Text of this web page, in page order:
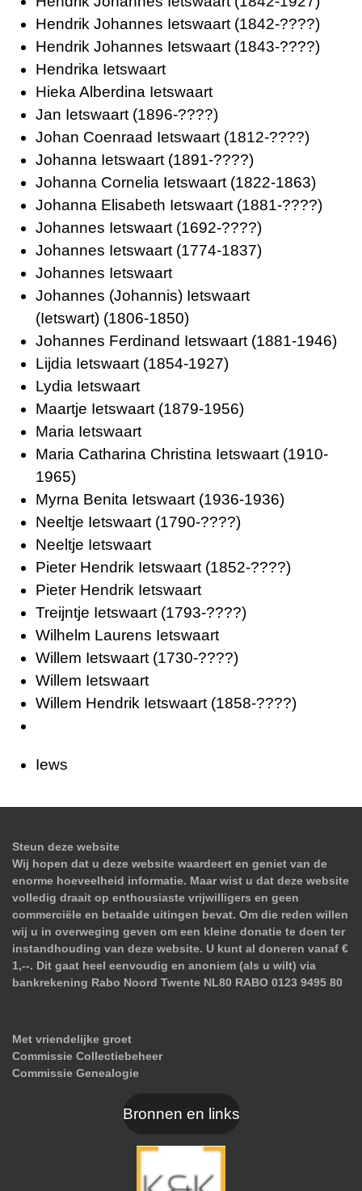
Hendrik Johannes Ietswaart (1842-????)
Hendrik Johannes Ietswaart (1843-????)
Hendrika Ietswaart
Hieka Alberdina Ietswaart
Jan Ietswaart (1896-????)
Johan Coenraad Ietswaart (1812-????)
Johanna Ietswaart (1891-????)
Johanna Cornelia Ietswaart (1822-1863)
Johanna Elisabeth Ietswaart (1881-????)
Johannes Ietswaart (1692-????)
Johannes Ietswaart (1774-1837)
Johannes Ietswaart
Johannes (Johannis) Ietswaart
(Ietswart) (1806-1850)
Johannes Ferdinand Ietswaart (1881-1946)
Lijdia Ietswaart (1854-1927)
Lydia Ietswaart
Maartje Ietswaart (1879-1956)
Maria Ietswaart
Maria Catharina Christina Ietswaart (1910-
1965)
Myrna Benita Ietswaart (1936-1936)
Neeltje Ietswaart (1790-????)
Neeltje Ietswaart
Pieter Hendrik Ietswaart (1852-????)
Pieter Hendrik Ietswaart
Treijntje Ietswaart (1793-????)
Wilhelm Laurens Ietswaart
Willem Ietswaart (1730-????)
Willem Ietswaart
Willem Hendrik Ietswaart (1858-????)
Iews
Steun deze website
Wij hopen dat u deze website waardeert en geniet van de
enorme hoeveelheid informatie. Maar wist u dat deze website
volledig draait op enthousiaste vrijwilligers en geen
commerciële en betaalde uitingen bevat. Om die reden willen
wij u in overweging geven om een kleine donatie te doen ter
instandhouding van deze website. U kunt al doneren vanaf €
1,--. Dit gaat heel eenvoudig en anoniem (als u wilt) via
bankrekening Rabo Noord Twente NL80 RABO 0123 9495 80
Met vriendelijke groet
Commissie Collectiebeheer
Commissie Genealogie
Bronnen en links